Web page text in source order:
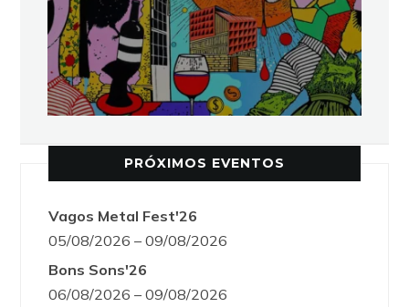
PRÓXIMOS EVENTOS
Vagos Metal Fest'26
05/08/2026 – 09/08/2026
Bons Sons'26
06/08/2026 – 09/08/2026